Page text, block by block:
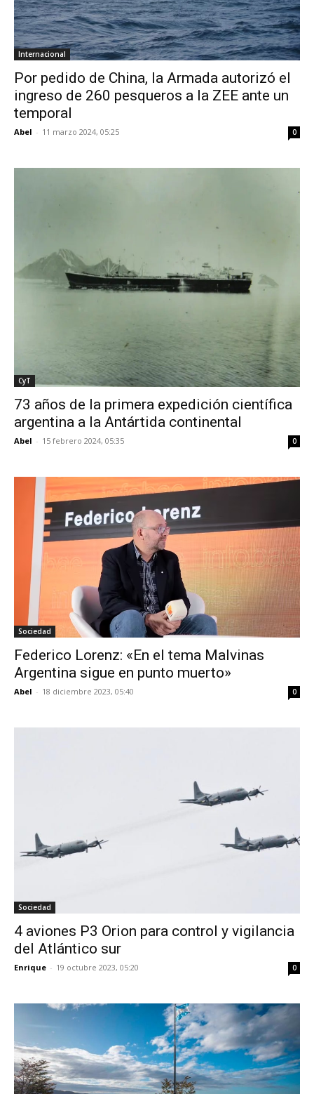
Internacional
Por pedido de China, la Armada autorizó el
ingreso de 260 pesqueros a la ZEE ante un
temporal
Abel - 11 marzo 2024, 05:25 0
CyT
73 años de la primera expedición científica
argentina a la Antártida continental
Abel - 15 febrero 2024, 05:35 0
Sociedad
Federico Lorenz: «En el tema Malvinas
Argentina sigue en punto muerto»
Abel - 18 diciembre 2023, 05:40 0
Sociedad
4 aviones P3 Orion para control y vigilancia
del Atlántico sur
Enrique - 19 octubre 2023, 05:20 0